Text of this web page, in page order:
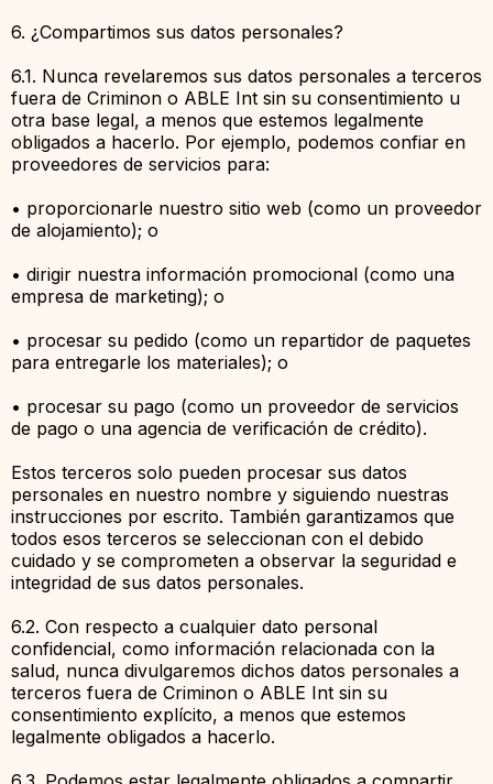
6. ¿Compartimos sus datos personales?
6.1. Nunca revelaremos sus datos personales a terceros
fuera de Criminon o ABLE Int sin su consentimiento u
otra base legal, a menos que estemos legalmente
obligados a hacerlo. Por ejemplo, podemos confiar en
proveedores de servicios para:
• proporcionarle nuestro sitio web (como un proveedor
de alojamiento); o
• dirigir nuestra información promocional (como una
empresa de marketing); o
• procesar su pedido (como un repartidor de paquetes
para entregarle los materiales); o
• procesar su pago (como un proveedor de servicios
de pago o una agencia de verificación de crédito).
Estos terceros solo pueden procesar sus datos
personales en nuestro nombre y siguiendo nuestras
instrucciones por escrito. También garantizamos que
todos esos terceros se seleccionan con el debido
cuidado y se comprometen a observar la seguridad e
integridad de sus datos personales.
6.2. Con respecto a cualquier dato personal
confidencial, como información relacionada con la
salud, nunca divulgaremos dichos datos personales a
terceros fuera de Criminon o ABLE Int sin su
consentimiento explícito, a menos que estemos
legalmente obligados a hacerlo.